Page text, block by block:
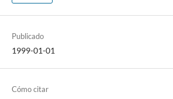
Publicado
1999-01-01
Cómo citar